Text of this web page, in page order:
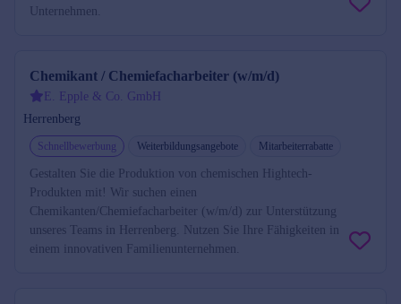
Unternehmen.
Chemikant / Chemiefacharbeiter (w/m/d)
E. Epple & Co. GmbH
Herrenberg
Schnellbewerbung Weiterbildungsangebote Mitarbeiterrabatte
Gestalten Sie die Produktion von chemischen Hightech-
Produkten mit! Wir suchen einen
Chemikanten/Chemiefacharbeiter (w/m/d) zur Unterstützung
unseres Teams in Herrenberg. Nutzen Sie Ihre Fähigkeiten in
einem innovativen Familienunternehmen.